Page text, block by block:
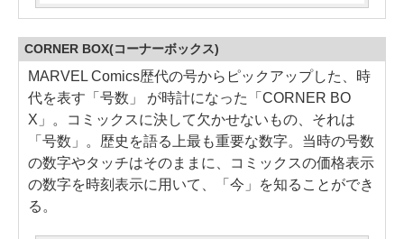
CORNER BOX(コーナーボックス)
MARVEL Comics歴代の号からピックアップした、時
代を表す「号数」 が時計になった「CORNER BO
X」。コミックスに決して欠かせないもの、それは
「号数」。歴史を語る上最も重要な数字。当時の号数
の数字やタッチはそのままに、コミックスの価格表示
の数字を時刻表示に用いて、「今」を知ることができ
る。